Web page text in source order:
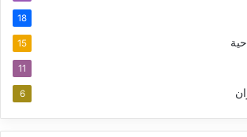
18
15
11
6